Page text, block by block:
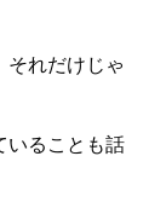
それだけじゃ
いることも話